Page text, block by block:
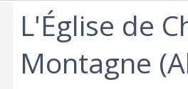
‎L'Église de
Montagne